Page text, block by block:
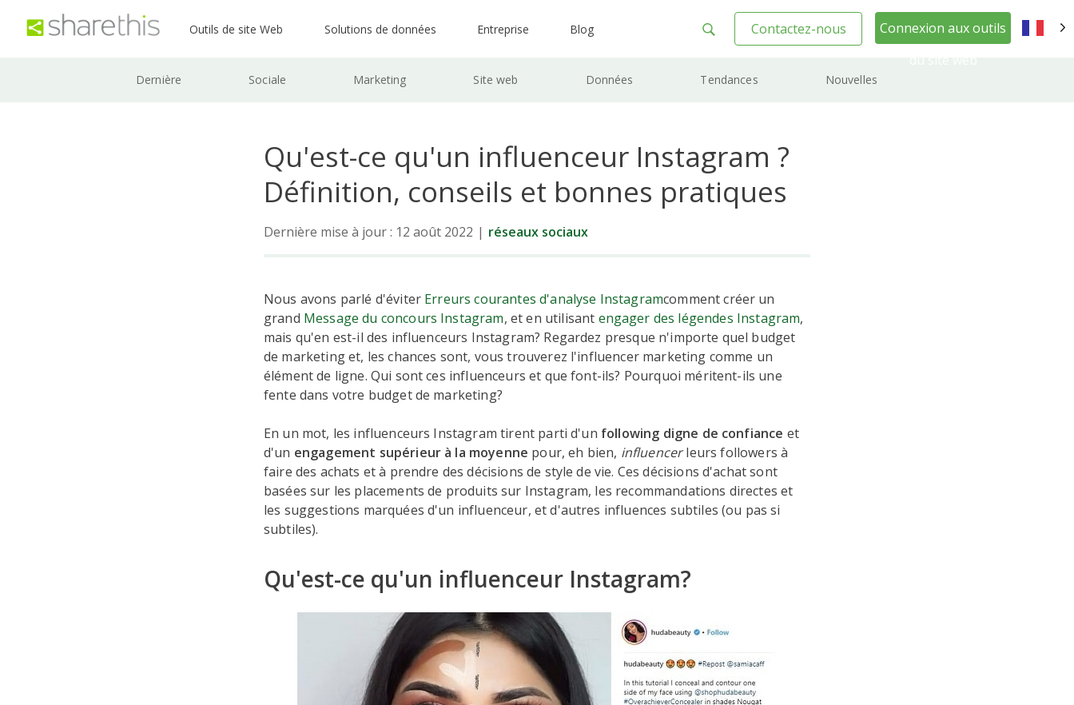
Outils de site Web Solutions de données Entreprise Blog Contactez-nous
Connexion aux outils
Dernière Sociale Marketing Site web Données Tendances Nouvelles
Qu'est-ce qu'un influenceur Instagram ?
Définition, conseils et bonnes pratiques
Dernière mise à jour : 12 août 2022 | réseaux sociaux
Nous avons parlé d'éviter Erreurs courantes d'analyse Instagramcomment créer un
grand Message du concours Instagram, et en utilisant engager des légendes Instagram,
mais qu'en est-il des influenceurs Instagram? Regardez presque n'importe quel budget
de marketing et, les chances sont, vous trouverez l'influencer marketing comme un
élément de ligne. Qui sont ces influenceurs et que font-ils? Pourquoi méritent-ils une
fente dans votre budget de marketing?
En un mot, les influenceurs Instagram tirent parti d'un following digne de confiance et
d'un engagement supérieur à la moyenne pour, eh bien, influencerleurs followers à
faire des achats et à prendre des décisions de style de vie. Ces décisions d'achat sont
basées sur les placements de produits sur Instagram, les recommandations directes et
les suggestions marquées d'un influenceur, et d'autres influences subtiles (ou pas si
subtiles).
Qu'est-ce qu'un influenceur Instagram?